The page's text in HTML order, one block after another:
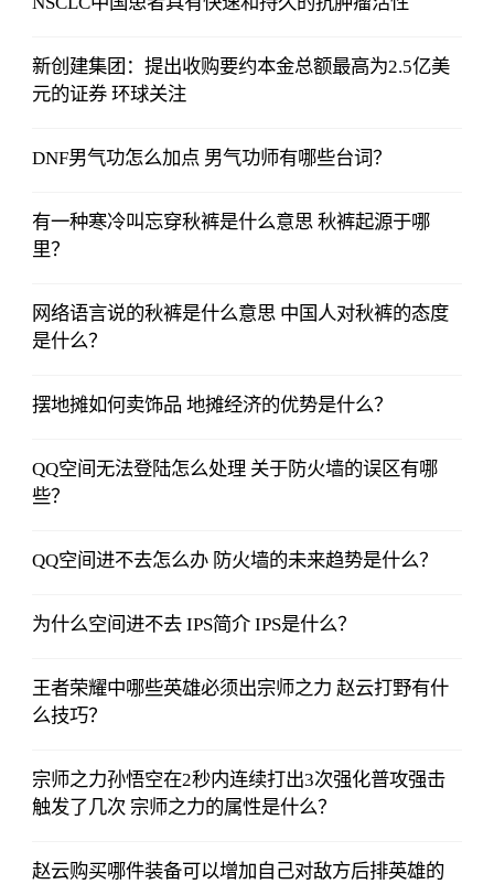
新创建集团：提出收购要约本金总额最高为2.5亿美
元的证券 环球关注
DNF男气功怎么加点 男气功师有哪些台词？
有一种寒冷叫忘穿秋裤是什么意思 秋裤起源于哪
里？
网络语言说的秋裤是什么意思 中国人对秋裤的态度
是什么？
摆地摊如何卖饰品 地摊经济的优势是什么？
QQ空间无法登陆怎么处理 关于防火墙的误区有哪
些？
QQ空间进不去怎么办 防火墙的未来趋势是什么？
为什么空间进不去 IPS简介 IPS是什么？
王者荣耀中哪些英雄必须出宗师之力 赵云打野有什
么技巧？
宗师之力孙悟空在2秒内连续打出3次强化普攻强击
触发了几次 宗师之力的属性是什么？
赵云购买哪件装备可以增加自己对敌方后排英雄的